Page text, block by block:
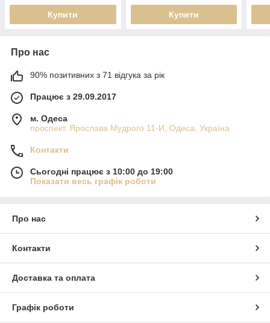
Купити Купити
Про нас
90% позитивних з 71 відгука за рік
Працює з 29.09.2017
м. Одеса
проспект. Ярослава Мудрого 11-И, Одеса, Україна
Контакти
Сьогодні працює з 10:00 до 19:00
Показати весь графік роботи
Про нас
Контакти
Доставка та оплата
Графік роботи